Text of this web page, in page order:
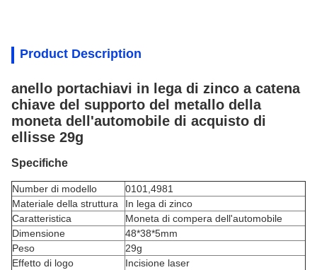
Product Description
anello portachiavi in lega di zinco a catena
chiave del supporto del metallo della
moneta dell'automobile di acquisto di
ellisse 29g
Specifiche
Number di modello
0101,4981
Materiale della struttura
In lega di zinco
Caratteristica
Moneta di compera dell'automobile
Dimensione
48*38*5mm
Peso
29g
Effetto di logo
Incisione laser